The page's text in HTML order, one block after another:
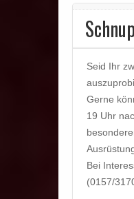
Seid Ihr
Gerne
19 Uhr
Bei
(0157/